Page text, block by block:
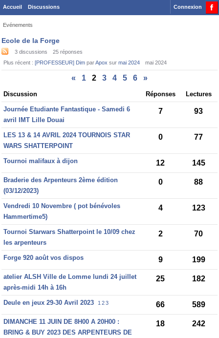
Accueil Discussions Connexion
Evénements
Category
List
Ecole de la Forge
3 discussions 25 réponses
Plus récent : [PROFESSEUR] Dim parApox sur mai 2024 mai 2024
« 1 2 3 4 5 6
»
Discussion
List
Discussion Réponses Lectures
Journée Etudiante Fantastique - Samedi 6
avril IMT Lille Douai
7 93
LES 13 & 14 AVRIL 2024 TOURNOIS STAR
WARS SHATTERPOINT
0 77
Tournoi malifaux à dijon 12 145
Braderie des Arpenteurs 2ème édition
(03/12/2023)
0 88
Vendredi 10 Novembre ( pot bénévoles
Hammertime5)
4 123
Tournoi Starwars Shatterpoint le 10/09 chez
les arpenteurs
2 70
Forge 920 août vos dispos 9 199
atelier ALSH Ville de Lomme lundi 24 juillet
après-midi 14h à 16h
25 182
Deule en jeux 29-30 Avril 2023 1 23 66 589
DIMANCHE 11 JUIN DE 8H00 A 20H00 :
BRING & BUY 2023 DES ARPENTEURS DE
18 242